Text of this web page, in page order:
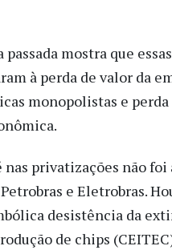
mostra que essas
à perda de valor da
monopolistas e perda
nas privatizações não foi
e Eletrobras.
desistência da
de chips